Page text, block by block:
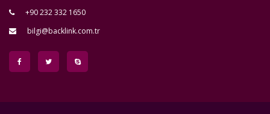
+90 232 332 1650
bilgi@backlink.com.tr